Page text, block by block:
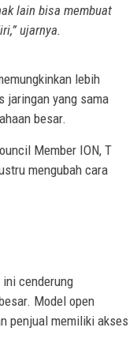
lain bisa membuat
ujarnya.
lebih
jaringan yang sama
besar.
Member ION, T
mengubah cara
cenderung
Model open
penjual memiliki akses